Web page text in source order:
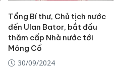
Tổng Bí thư, Chủ tịch nước
đến Ulan Bator, bắt đầu
thăm cấp Nhà nước tới
Mông Cổ
30/09/2024